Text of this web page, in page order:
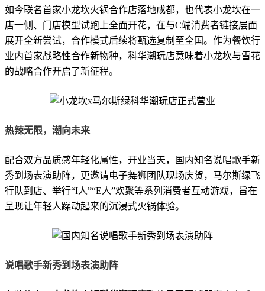
如今联名首家小龙坎火锅合作店落地成都，也代表小龙坎在一
店一侧、门店模型试跑上全面开花，在与C端消费者链接层面
展开全新尝试，合作模式后续将甄选复制至全国。作为餐饮行
业内首家战略性合作新物种，科华潮玩店意味着小龙坎与雪花
的战略合作开启了新征程。
热辣无限，潮向未来
配合双方品质感年轻化属性，开业当天，国内知名说唱歌手新
秀到场表演助阵，更邀请电子舞狮团队现场庆贺，马尔斯绿飞
行队到店、举行“I人”“E人”欢聚等系列消费者互动游戏，旨在
呈现让年轻人躁动起来的沉浸式火锅体验。
说唱歌手新秀到场表演助阵